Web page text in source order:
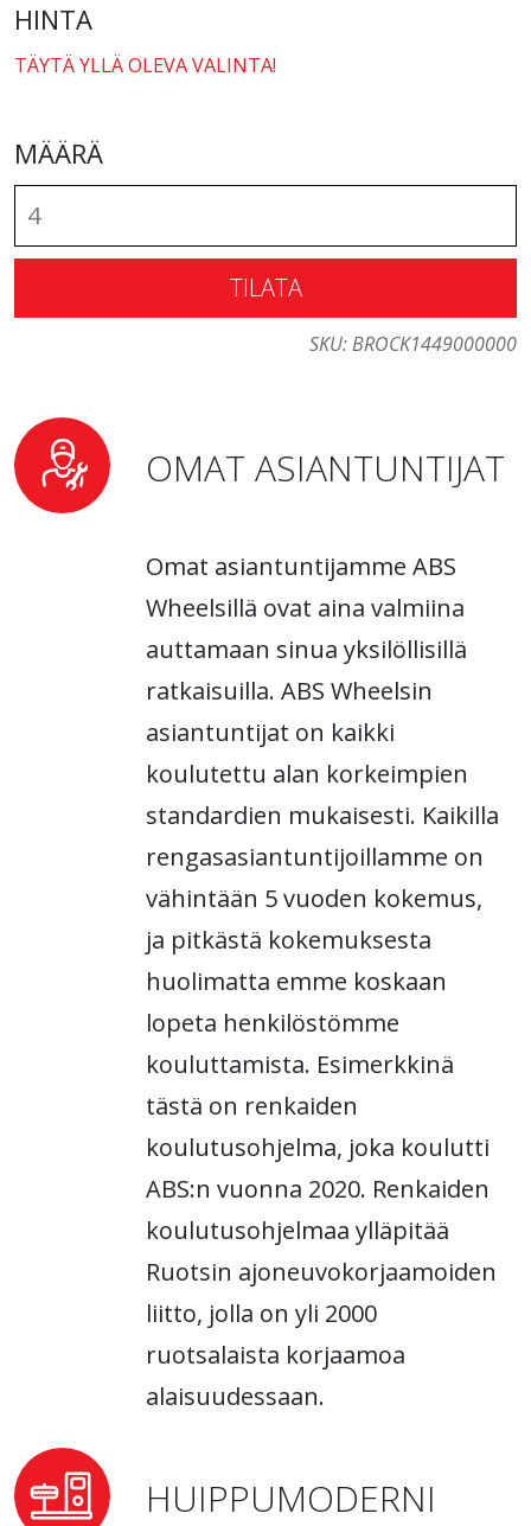
HINTA
TÄYTÄ YLLÄ OLEVA VALINTA!
MÄÄRÄ
TILATA
SKU:BROCK1449000000
OMAT ASIANTUNTIJAT
Omat asiantuntijamme ABS
Wheelsillä ovat aina valmiina
auttamaan sinua yksilöllisillä
ratkaisuilla. ABS Wheelsin
asiantuntijat on kaikki
koulutettu alan korkeimpien
standardien mukaisesti. Kaikilla
rengasasiantuntijoillamme on
vähintään 5 vuoden kokemus,
ja pitkästä kokemuksesta
huolimatta emme koskaan
lopeta henkilöstömme
kouluttamista. Esimerkkinä
tästä on renkaiden
koulutusohjelma, joka koulutti
ABS:n vuonna 2020. Renkaiden
koulutusohjelmaa ylläpitää
Ruotsin ajoneuvokorjaamoiden
liitto, jolla on yli 2000
ruotsalaista korjaamoa
alaisuudessaan.
HUIPPUMODERNI